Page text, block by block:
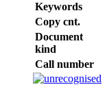
Keywords
Copy cnt.
Document
kind
Call number